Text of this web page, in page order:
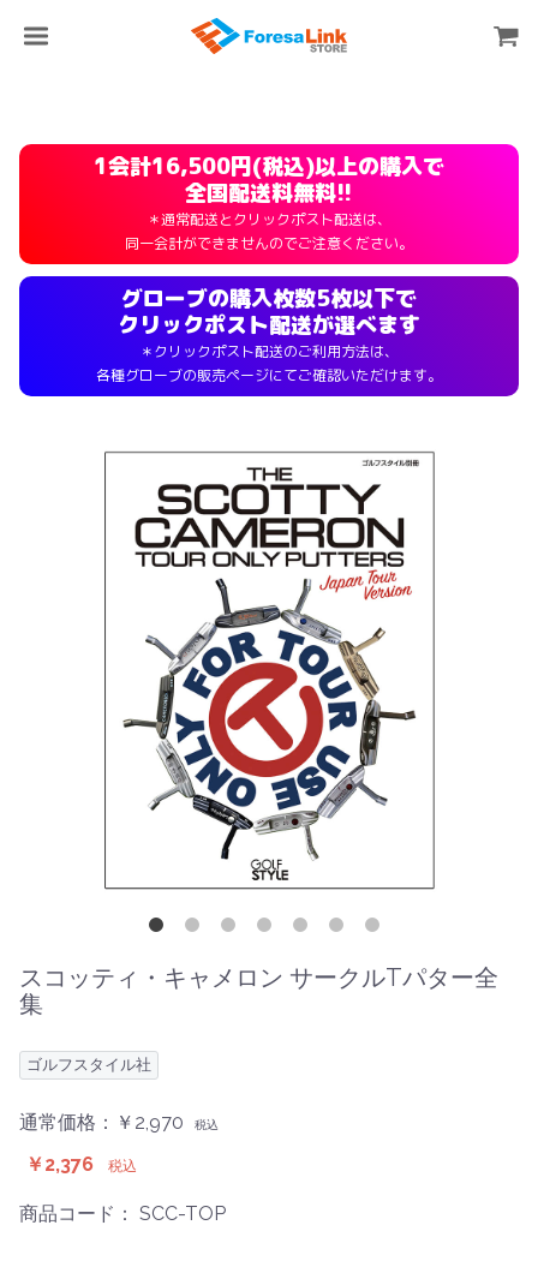
1会計16,500円(税込)以上の購入で
全国配送料無料!!
＊通常配送とクリックポスト配送は、
同一会計ができませんのでご注意ください。
グローブの購入枚数5枚以下で
クリックポスト配送が選べます
＊クリックポスト配送のご利用方法は、
各種グローブの販売ページにてご確認いただけます。
スコッティ・キャメロン サークルTパター全
集
ゴルフスタイル社
通常価格：￥2,970 税込
￥2,376 税込
商品コード： SCC-TOP